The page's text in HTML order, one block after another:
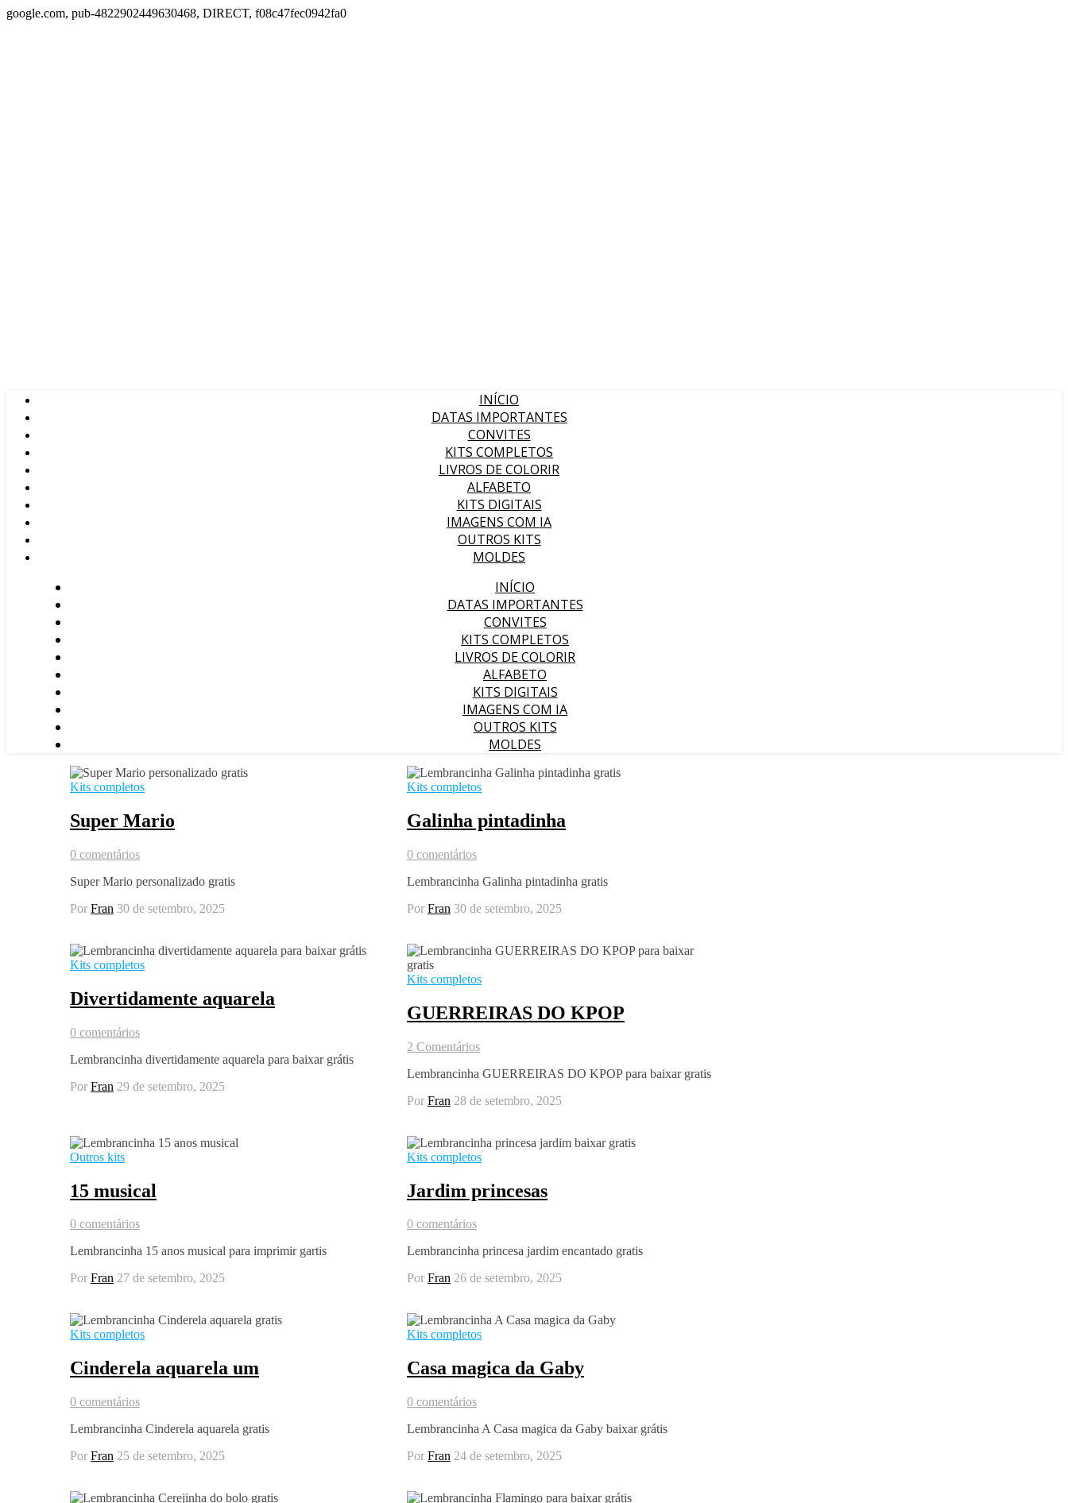
google.com, pub-4822902449630468, DIRECT, f08c47fec0942fa0
INÍCIO
DATAS IMPORTANTES
CONVITES
KITS COMPLETOS
LIVROS DE COLORIR
ALFABETO
KITS DIGITAIS
IMAGENS COM IA
OUTROS KITS
MOLDES
INÍCIO
DATAS IMPORTANTES
CONVITES
KITS COMPLETOS
LIVROS DE COLORIR
ALFABETO
KITS DIGITAIS
IMAGENS COM IA
OUTROS KITS
MOLDES
Kits completos
Super Mario
0 comentários
Super Mario personalizado gratis
Por Fran 30 de setembro, 2025
Kits completos
Galinha pintadinha
0 comentários
Lembrancinha Galinha pintadinha gratis
Por Fran 30 de setembro, 2025
Kits completos
Divertidamente aquarela
0 comentários
Lembrancinha divertidamente aquarela para baixar grátis
Por Fran 29 de setembro, 2025
Kits completos
GUERREIRAS DO KPOP
2 Comentários
Lembrancinha GUERREIRAS DO KPOP para baixar gratis
Por Fran 28 de setembro, 2025
Outros kits
15 musical
0 comentários
Lembrancinha 15 anos musical para imprimir gartis
Por Fran 27 de setembro, 2025
Kits completos
Jardim princesas
0 comentários
Lembrancinha princesa jardim encantado gratis
Por Fran 26 de setembro, 2025
Kits completos
Cinderela aquarela um
0 comentários
Lembrancinha Cinderela aquarela gratis
Por Fran 25 de setembro, 2025
Kits completos
Casa magica da Gaby
0 comentários
Lembrancinha A Casa magica da Gaby baixar grátis
Por Fran 24 de setembro, 2025